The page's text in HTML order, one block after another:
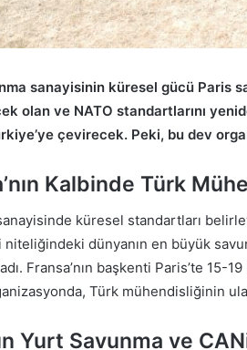
sanayisinin küresel gücü Paris
olan ve NATO standartlarını
çevirecek. Peki, bu dev
Kalbinde Türk
küresel standartları
niteliğindeki dünyanın en büyük
Fransa’nın başkenti Paris’te
Türk mühendisliğinin
Yurt Savunma ve